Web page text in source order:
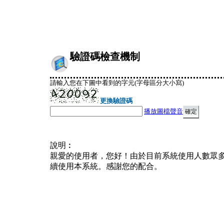
驗證碼檢查機制
請輸入您在下圖中看到的字元(字母區分大小寫)
更換驗證碼
播放圖檔聲音
說明︰
親愛的使用者，您好！由於目前系統使用人數眾
續使用本系統。感謝您的配合。